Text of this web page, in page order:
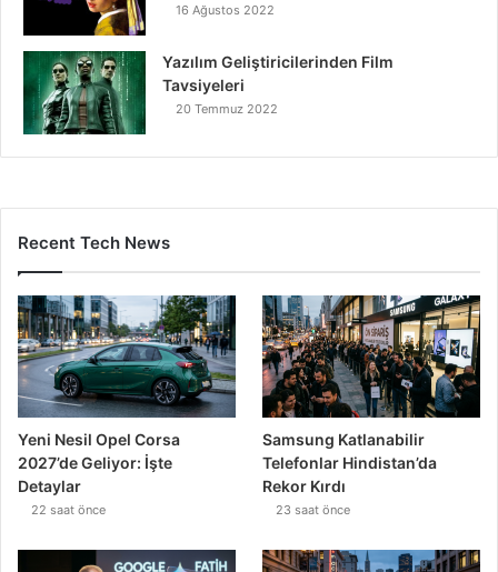
16 Ağustos 2022
Yazılım Geliştiricilerinden Film
Tavsiyeleri
20 Temmuz 2022
Recent Tech News
Yeni Nesil Opel Corsa
2027’de Geliyor: İşte
Detaylar
22 saat önce
Samsung Katlanabilir
Telefonlar Hindistan’da
Rekor Kırdı
23 saat önce